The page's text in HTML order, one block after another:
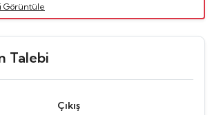
Görüntüle
Talebi
Çıkış